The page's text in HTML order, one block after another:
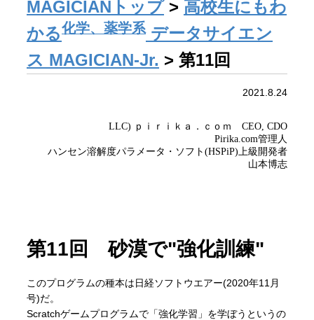
MAGICIANトップ> 高校生にもわ
かる化学、薬学系データサイエン
ス MAGICIAN-Jr. > 第11回
2021.8.24
第11回 砂漠で"強化訓練"
このプログラムの種本は日経ソフトウエアー(2020年11月
号)だ。
Scratchゲームプログラムで「強化学習」を学ぼうというの